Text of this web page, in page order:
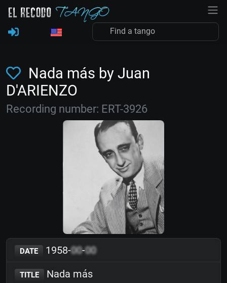
Nada más by Juan
D'ARIENZO
Recording number: ERT-3926
DATE 1958-00-00
TITLE Nada más